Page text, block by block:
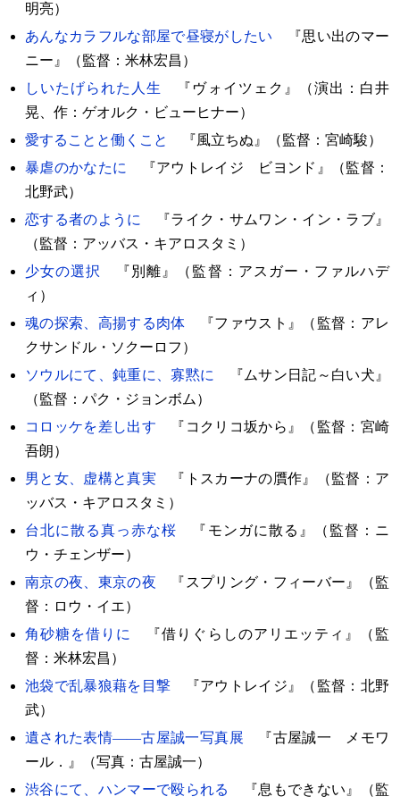
明亮）
あんなカラフルな部屋で昼寝がしたい 『思い出のマー
ニー』（監督：米林宏昌）
しいたげられた人生
『ヴォイツェク』（演出：白井
晃、作：ゲオルク・ビューヒナー）
愛することと働くこと
『風立ちぬ』（監督：宮崎駿）
暴虐のかなたに
『アウトレイジ ビヨンド』（監督：
北野武）
恋する者のように
『ライク・サムワン・イン・ラブ』
（監督：アッバス・キアロスタミ）
少女の選択
『別離』（監督：アスガー・ファルハデ
ィ）
魂の探索、高揚する肉体 『ファウスト』（監督：アレ
クサンドル・ソクーロフ）
ソウルにて、鈍重に、寡黙に
『ムサン日記～白い犬』
（監督：パク・ジョンボム）
コロッケを差し出す 『コクリコ坂から』（監督：宮崎
吾朗）
男と女、虚構と真実 『トスカーナの贋作』（監督：ア
ッバス・キアロスタミ）
台北に散る真っ赤な桜 『モンガに散る』（監督：ニ
ウ・チェンザー）
南京の夜、東京の夜 『スプリング・フィーバー』（監
督：ロウ・イエ）
角砂糖を借りに
『借りぐらしのアリエッティ』（監
督：米林宏昌）
池袋で乱暴狼藉を目撃 『アウトレイジ』（監督：北野
武）
遺された表情――古屋誠一写真展 『古屋誠一 メモワ
ール．』（写真：古屋誠一）
渋谷にて、ハンマーで殴られる
『息もできない』（監